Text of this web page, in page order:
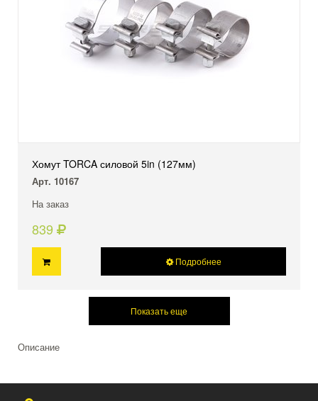
Хомут TORCA силовой 5in (127мм)
Арт. 10167
На заказ
839
Подробнее
Показать еще
Описание